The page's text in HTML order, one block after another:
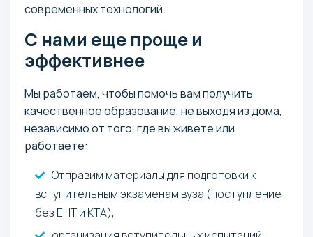
современных технологий.
С нами еще проще и
эффективнее
Мы работаем, чтобы помочь вам получить
качественное образование, не выходя из дома,
независимо от того, где вы живете или
работаете:
Отправим материалы для подготовки к
вступительным экзаменам вуза (поступление
без ЕНТ и КТА),